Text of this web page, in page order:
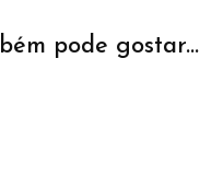
pode gostar...